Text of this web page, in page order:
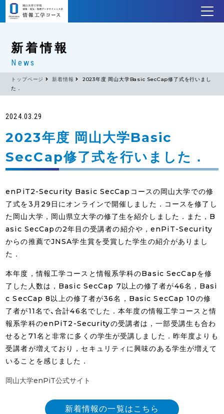
新着情報
News
トップページ 新着情報
2023年度 岡山大学Basic SecCap修了式を行いまし
た．
2024.03.29
2023年度 岡山大学Basic
SecCap修了式を行いました．
enPiT2-Security Basic SecCapコースの岡山大学での修
了式を3月29日にオンラインで開催しました．コースを修了し
た岡山大学，岡山県立大学の修了生を紹介しました．また，B
asic SecCapの2年目の受講者の紹介や，enPiT-Security
からの推薦でJNSA学生賞を受賞した学生の紹介がありまし
た．
本年度，情報工学コースと情報系学科のBasic SecCapを修
了した人数は，Basic SecCap 7以上の修了者が46名，Basi
c SecCap 8以上の修了者が36名，Basic SecCap 10の修
了者が11名で、合計46名でした．本年度の情報工学コースと情
報系学科のenPiT2-Securityの受講者は，一部受講生も合わ
せると71名と非常に多くの学生が受講しました．昨年度よりも
受講者が増えており，セキュリティに興味のある学生が増えて
いることを感じました．
岡山大学enPiT公式サイト
新着情報の一覧はこちら